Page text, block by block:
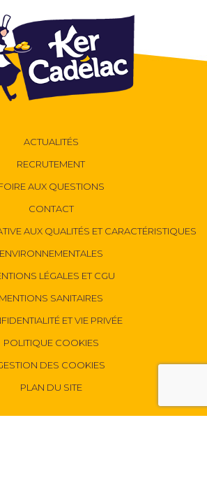
ACTUALITÉS
RECRUTEMENT
AUX QUESTIONS
CONTACT
AUX QUALITÉS ET CARACTÉRISTIQUES
ENVIRONNEMENTALES
LÉGALES ET CGU
MENTIONS SANITAIRES
ET VIE PRIVÉE
POLITIQUE COOKIES
DES COOKIES
PLAN DU SITE